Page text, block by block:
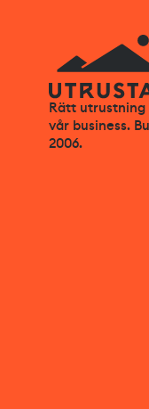
Rätt
vår business.
2006.